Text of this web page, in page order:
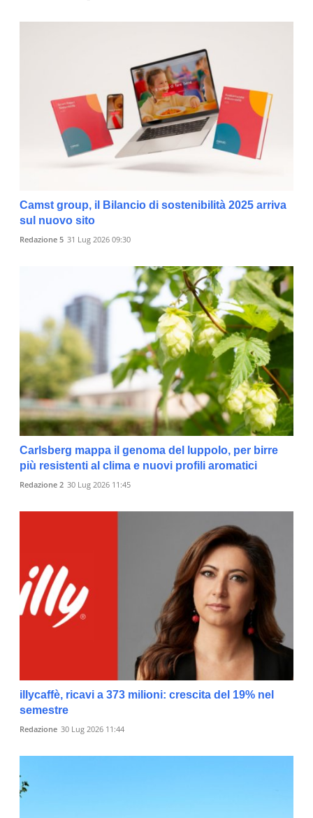
Camst group, il Bilancio di sostenibilità 2025 arriva
sul nuovo sito
Redazione 5 31 Lug 2026 09:30
Carlsberg mappa il genoma del luppolo, per birre
più resistenti al clima e nuovi profili aromatici
Redazione 2 30 Lug 2026 11:45
illycaffè, ricavi a 373 milioni: crescita del 19% nel
semestre
Redazione 30 Lug 2026 11:44